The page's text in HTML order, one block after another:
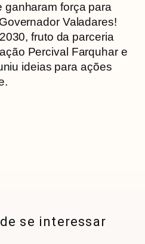
ganharam força para
Valadares!
fruto da parceria
Percival Farquhar e
ideias para ações
se interessar